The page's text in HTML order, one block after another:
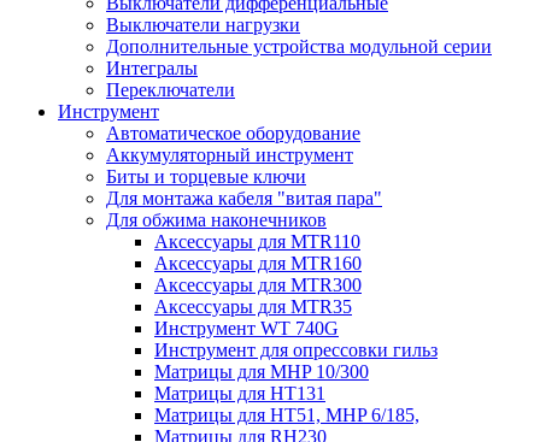
Выключатели нагрузки
Дополнительные устройства модульной серии
Интегралы
Переключатели
Инструмент
Автоматическое оборудование
Аккумуляторный инструмент
Биты и торцевые ключи
Для монтажа кабеля "витая пара"
Для обжима наконечников
Аксессуары для MTR110
Аксессуары для MTR160
Аксессуары для MTR300
Аксессуары для MTR35
Инструмент WT 740G
Инструмент для опрессовки гильз
Матрицы для MHP 10/300
Матрицы для НТ131
Матрицы для НТ51, MHP 6/185,
Матрицы для RH230